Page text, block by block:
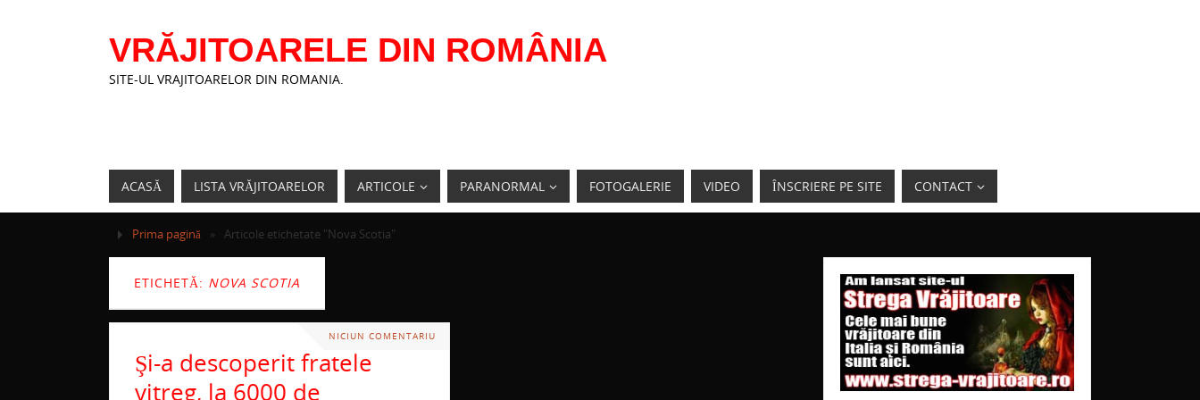
VRĂJITOARELE DIN ROMÂNIA
SITE-UL VRAJITOARELOR DIN ROMANIA.
ACASĂ LISTA VRĂJITOARELOR ARTICOLE PARANORMAL FOTOGALERIE VIDEO ÎNSCRIERE PE SITE CONTACT
Prima pagină » Articole etichetate "Nova Scotia"
ETICHETĂ: NOVA SCOTIA
NICIUN COMENTARIU
Şi-a descoperit fratele
vitreg, la 6000 de